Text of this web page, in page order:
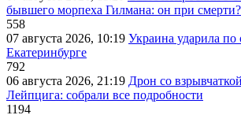
бывшего морпеха Гилмана: он при смерти?
558
07 августа 2026, 10:19 Украина ударила по
Екатеринбурге
792
06 августа 2026, 21:19 Дрон со
Лейпцига: собрали все подробности
1194